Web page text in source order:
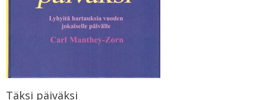
Täksi päiväksi